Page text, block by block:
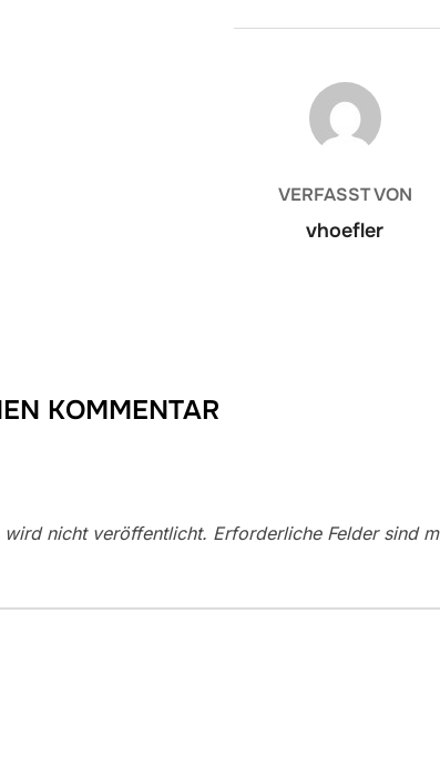
BEITRAGSAUTOR
VERFASST VON
vhoefler
KOMMENTAR
wird nicht veröffentlicht. Erforderliche Felder sind